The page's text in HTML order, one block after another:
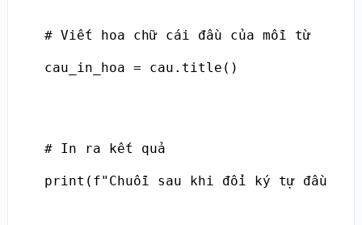
# Viết hoa chữ cái đầu của mỗi từ
cau_in_hoa = cau.title()
# In ra kết quả
print(f"Chuỗi sau khi đổi ký tự đầu